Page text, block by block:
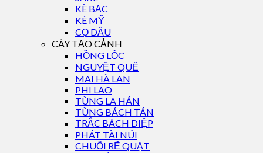
KÈ BẠC
KÈ MỸ
CỌ DẦU
CÂY TẠO CẢNH
HỒNG LỘC
NGUYỆT QUẾ
MAI HÀ LAN
PHI LAO
TÙNG LA HÁN
TÙNG BÁCH TÁN
TRẮC BÁCH DIỆP
PHÁT TÀI NÚI
CHUỐI RẼ QUẠT